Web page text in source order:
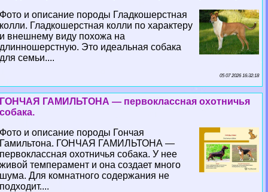
Фото и описание породы Гладкошерстная
колли. Гладкошерстная колли по хаpaктеру
и внешнему виду похожа на
длинношерстную. Это идеальная собака
для семьи....
05 07 2026 16:32:18
ГОНЧАЯ ГАМИЛЬТОНА — первоклассная охотничья
собака.
Фото и описание породы Гончая
Гамильтона. ГОНЧАЯ ГАМИЛЬТОНА —
первоклассная охотничья собака. У нее
живой темперамент и она создает много
шума. Для комнатного содержания не
подходит....